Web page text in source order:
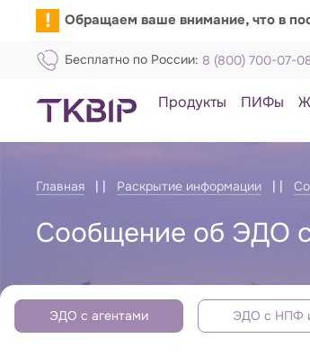
! Обращаем ваше внимание, что в
Бесплатно по России: 8 (800) 700-07-
Продукты ПИФы
Главная Раскрытие информации
Сообщение об ЭДО
ЭДО с агентами ЭДО с НПФ